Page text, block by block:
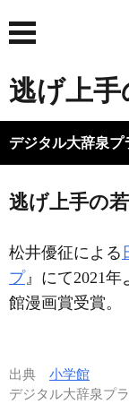
逃げ上手
デジタル大辞泉プ
逃げ上手の
松井優征による
プ』にて2021年
館漫画賞受賞。
出典 小学館
デジタル大辞泉プ